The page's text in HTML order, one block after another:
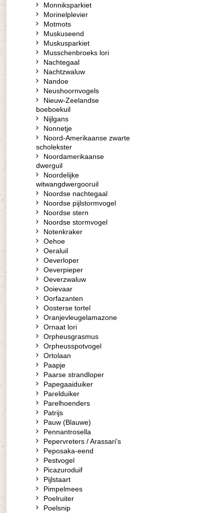
Monniksparkiet
Morinelplevier
Motmots
Muskuseend
Muskusparkiet
Musschenbroeks lori
Nachtegaal
Nachtzwaluw
Nandoe
Neushoornvogels
Nieuw-Zeelandse
boeboekuil
Nijlgans
Nonnetje
Noord-Amerikaanse zwarte
scholekster
Noordamerikaanse
dwerguil
Noordelijke
witwangdwergooruil
Noordse nachtegaal
Noordse pijlstormvogel
Noordse stern
Noordse stormvogel
Notenkraker
Oehoe
Oeraluil
Oeverloper
Oeverpieper
Oeverzwaluw
Ooievaar
Oorfazanten
Oosterse tortel
Oranjevleugelamazone
Ornaat lori
Orpheusgrasmus
Orpheusspotvogel
Ortolaan
Paapje
Paarse strandloper
Papegaaiduiker
Parelduiker
Parelhoenders
Patrijs
Pauw (Blauwe)
Pennantrosella
Pepervreters / Arassari's
Peposaka-eend
Pestvogel
Picazuroduif
Pijlstaart
Pimpelmees
Poelruiter
Poelsnip